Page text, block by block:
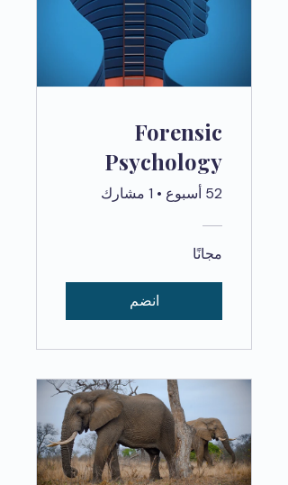
Forensic
Psychology
52 أسبوع • 1 مشارك
مجانًا
انضم